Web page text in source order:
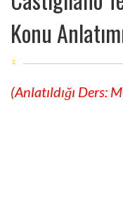
Konu
(Anlatıldığı Ders: